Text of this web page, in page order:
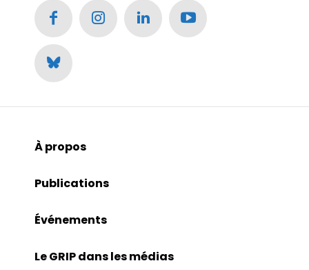
À propos
Publications
Événements
Le GRIP dans les médias